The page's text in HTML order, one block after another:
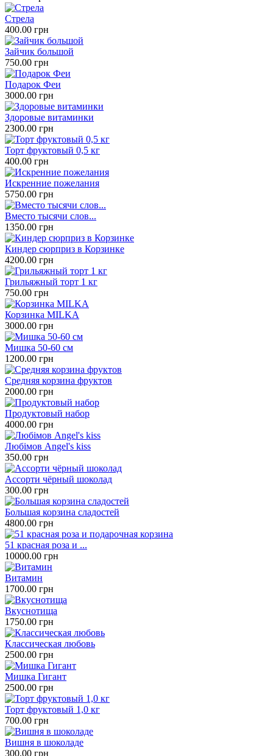
Стрела
400.00 грн
Зайчик большой
750.00 грн
Подарок Феи
3000.00 грн
Здоровые витаминки
2300.00 грн
Торт фруктовый 0,5 кг
400.00 грн
Искренние пожелания
5750.00 грн
Вместо тысячи слов...
1350.00 грн
Киндер сюрприз в Корзинке
4200.00 грн
Грильяжный торт 1 кг
750.00 грн
Корзинка MILKA
3000.00 грн
Мишка 50-60 см
1200.00 грн
Средняя корзина фруктов
2000.00 грн
Продуктовый набор
4000.00 грн
Любімов Angel's kiss
350.00 грн
Ассорти чёрный шоколад
300.00 грн
Большая корзина сладостей
4800.00 грн
51 красная роза и ...
10000.00 грн
Витамин
1700.00 грн
Вкуснотища
1750.00 грн
Классическая любовь
2500.00 грн
Мишка Гигант
2500.00 грн
Торт фруктовый 1,0 кг
700.00 грн
Вишня в шоколаде
300.00 грн